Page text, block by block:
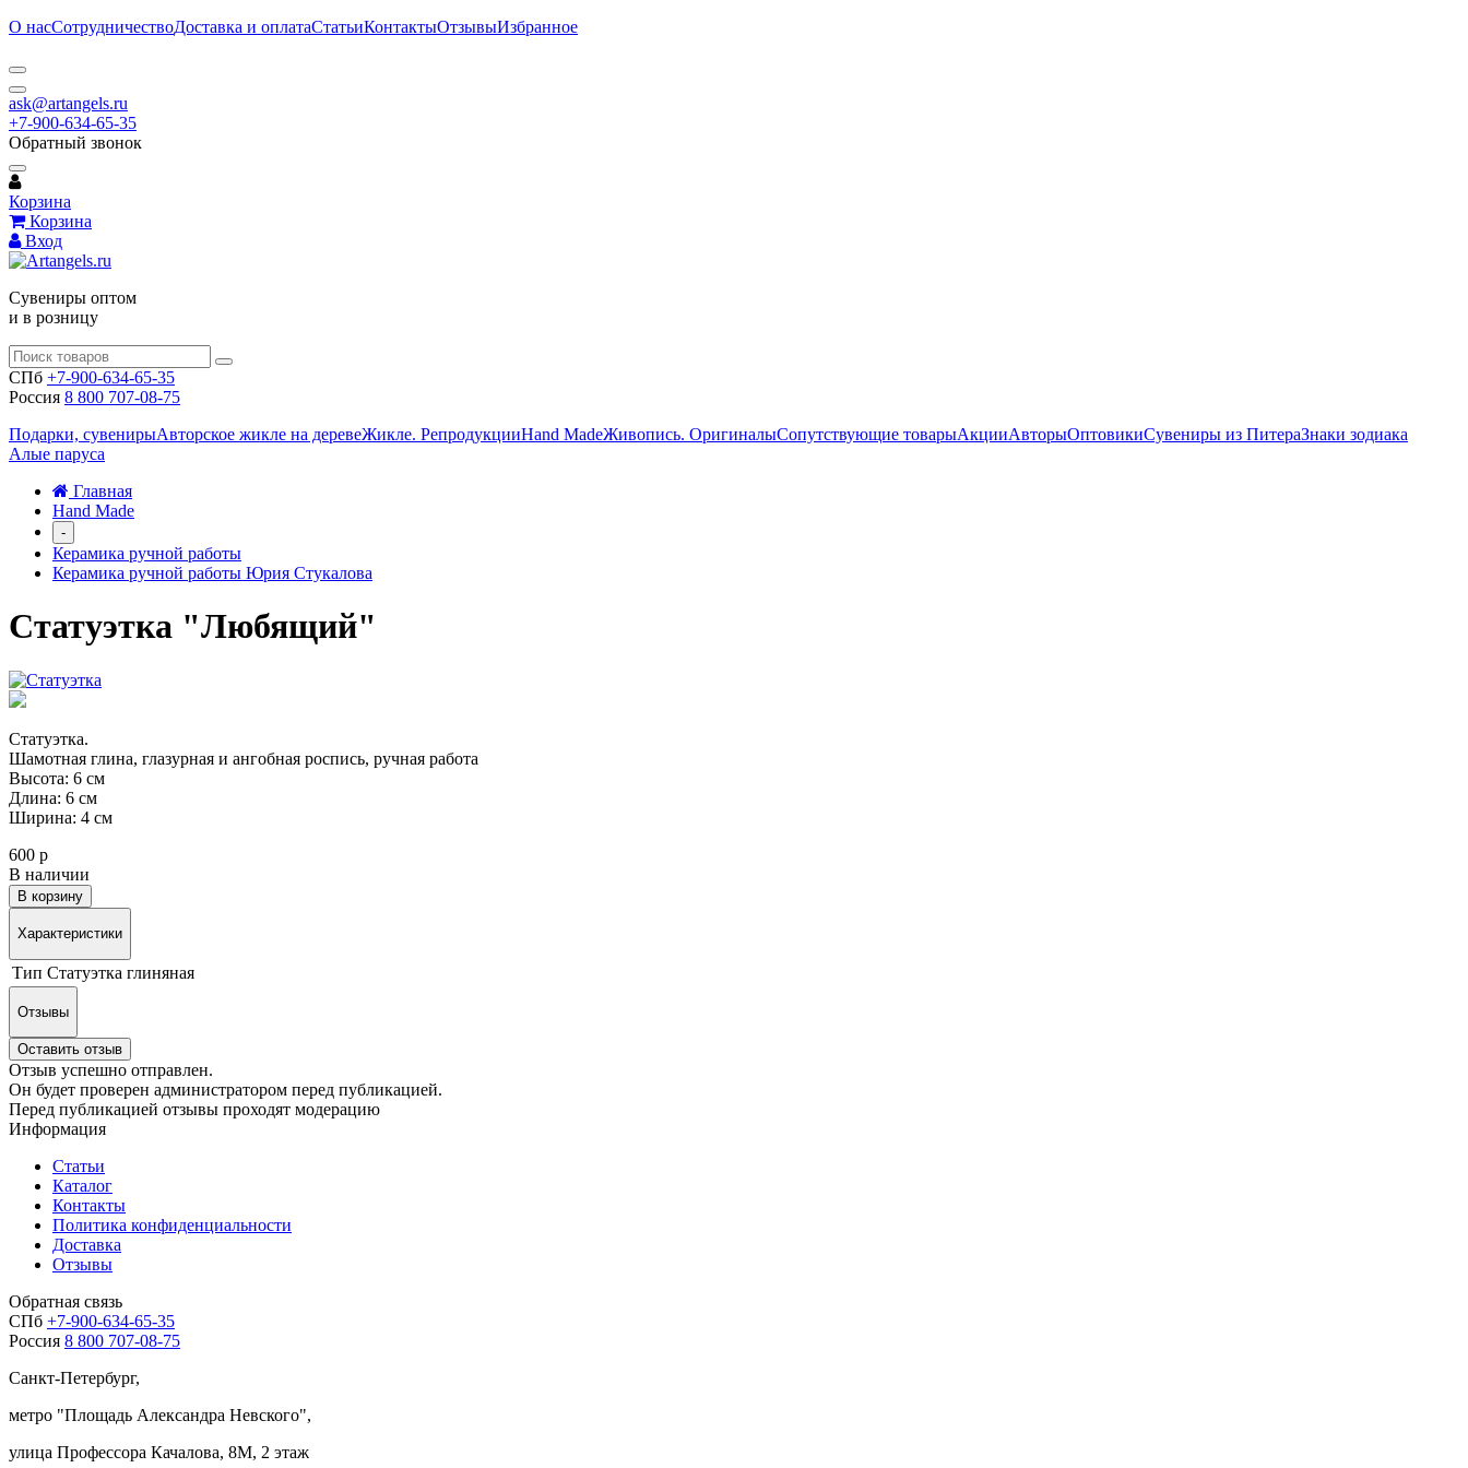
О насСотрудничествоДоставка и оплатаСтатьиКонтактыОтзывыИзбранное
ask@artangels.ru
+7-900-634-65-35
Обратный звонок
Корзина
Корзина
Вход
Сувениры оптом
и в розницу
СПб +7-900-634-65-35
Россия 8 800 707-08-75
Подарки, сувенирыАвторское жикле на деревеЖикле. РепродукцииHand MadeЖивопись. ОригиналыСопутствующие товарыАкцииАвторыОптовикиСувениры из ПитераЗнаки зодиака
Алые паруса
Главная
Hand Made
-
Керамика ручной работы
Керамика ручной работы Юрия Стукалова
Статуэтка "Любящий"
Статуэтка.
Шамотная глина, глазурная и ангобная роспись, ручная работа
Высота: 6 см
Длина: 6 см
Ширина: 4 см
600 р
В наличии
В корзину
Характеристики
Тип Статуэтка глиняная
Отзывы
Оставить отзыв
Отзыв успешно отправлен.
Он будет проверен администратором перед публикацией.
Перед публикацией отзывы проходят модерацию
Информация
Статьи
Каталог
Контакты
Политика конфиденциальности
Доставка
Отзывы
Обратная связь
СПб +7-900-634-65-35
Россия 8 800 707-08-75
Санкт-Петербург,
метро "Площадь Александра Невского",
улица Профессора Качалова, 8М, 2 этаж